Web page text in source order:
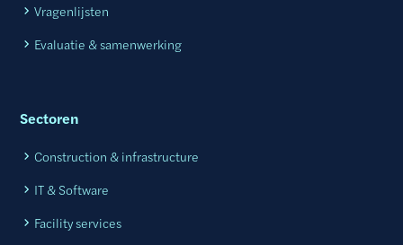
Vragenlijsten
Evaluatie & samenwerking
Sectoren
Construction & infrastructure
IT & Software
Facility services